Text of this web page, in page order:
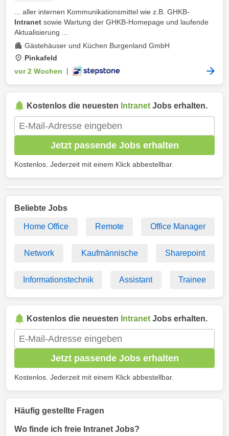
... aller internen Kommunikationsmittel wie z.B. GHKB-
Intranet sowie Wartung der GHKB-Homepage und laufende
Aktualisierung ...
Gästehäuser und Küchen Burgenland GmbH
Pinkafeld
vor 2 Wochen
Kostenlos die neuesten Intranet Jobs erhalten.
Jetzt passende Jobs erhalten
Kostenlos. Jederzeit mit einem Klick abbestellbar.
Beliebte Jobs
Home Office Remote Office Manager
Network Kaufmännische Sharepoint
Informationstechnik Assistant Trainee
Kostenlos die neuesten Intranet Jobs erhalten.
Jetzt passende Jobs erhalten
Kostenlos. Jederzeit mit einem Klick abbestellbar.
Häufig gestellte Fragen
Wo finde ich freie Intranet Jobs?